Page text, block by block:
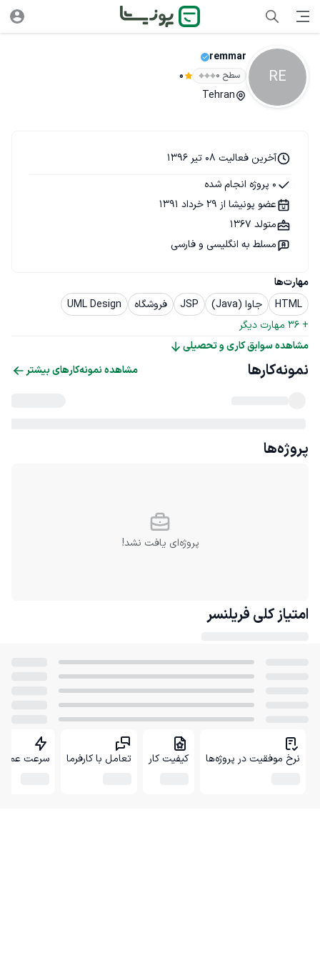
RE
remmar
سطح ۰ 0
Tehran
مهارت‌ها
HTML
جاوا (Java) JSP فروشگاه
UML Design
+
36 مهارت دیگر
مشاهده سوابق کاری و تحصیلی
آخرین فعالیت 08 تیر 1396
0 پروژه انجام شده
عضو پونیشا از 29 خرداد 1391
متولد 1367
مسلط به انگلیسی و فارسی
نمونه‌کارها مشاهده نمونه‌کارهای بیشتر
پروژه‌ها
پروژه‌ای یافت نشد!
امتیاز کلی فریلنسر
نرخ موفقیت در پروژه‌ها کیفیت کار تعامل با کارفرما سرعت عمل